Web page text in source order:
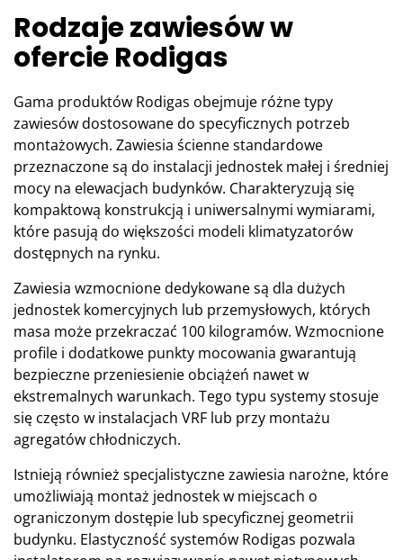
Rodzaje zawiesów w
ofercie Rodigas
Gama produktów Rodigas obejmuje różne typy
zawiesów dostosowane do specyficznych potrzeb
montażowych. Zawiesia ścienne standardowe
przeznaczone są do instalacji jednostek małej i średniej
mocy na elewacjach budynków. Charakteryzują się
kompaktową konstrukcją i uniwersalnymi wymiarami,
które pasują do większości modeli klimatyzatorów
dostępnych na rynku.
Zawiesia wzmocnione dedykowane są dla dużych
jednostek komercyjnych lub przemysłowych, których
masa może przekraczać 100 kilogramów. Wzmocnione
profile i dodatkowe punkty mocowania gwarantują
bezpieczne przeniesienie obciążeń nawet w
ekstremalnych warunkach. Tego typu systemy stosuje
się często w instalacjach VRF lub przy montażu
agregatów chłodniczych.
Istnieją również specjalistyczne zawiesia narożne, które
umożliwiają montaż jednostek w miejscach o
ograniczonym dostępie lub specyficznej geometrii
budynku. Elastyczność systemów Rodigas pozwala